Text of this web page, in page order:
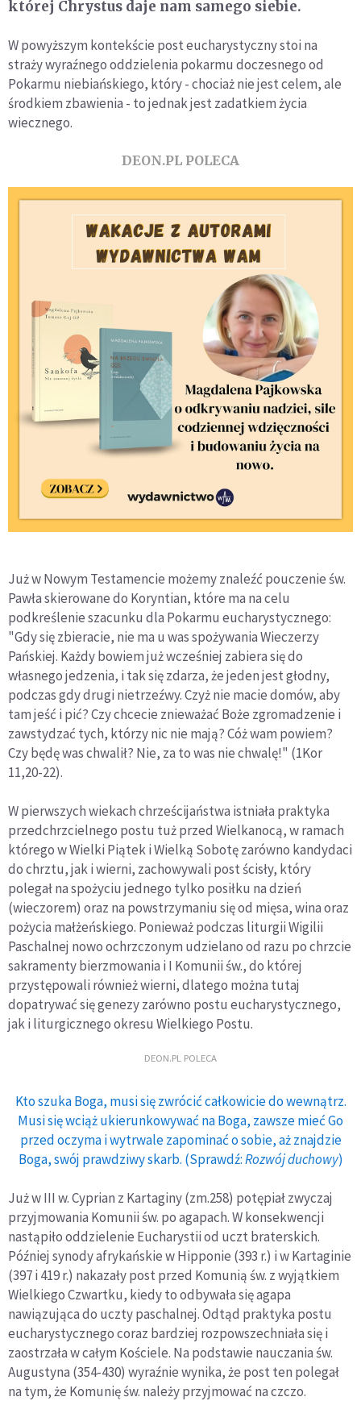
której Chrystus daje nam samego siebie.
W powyższym kontekście post eucharystyczny stoi na
straży wyraźnego oddzielenia pokarmu doczesnego od
Pokarmu niebiańskiego, który - chociaż nie jest celem, ale
środkiem zbawienia - to jednak jest zadatkiem życia
wiecznego.
DEON.PL POLECA
Już w Nowym Testamencie możemy znaleźć pouczenie św.
Pawła skierowane do Koryntian, które ma na celu
podkreślenie szacunku dla Pokarmu eucharystycznego:
"Gdy się zbieracie, nie ma u was spożywania Wieczerzy
Pańskiej. Każdy bowiem już wcześniej zabiera się do
własnego jedzenia, i tak się zdarza, że jeden jest głodny,
podczas gdy drugi nietrzeźwy. Czyż nie macie domów, aby
tam jeść i pić? Czy chcecie znieważać Boże zgromadzenie i
zawstydzać tych, którzy nic nie mają? Cóż wam powiem?
Czy będę was chwalił? Nie, za to was nie chwalę!" (1Kor
11,20-22).
W pierwszych wiekach chrześcijaństwa istniała praktyka
przedchrzcielnego postu tuż przed Wielkanocą, w ramach
którego w Wielki Piątek i Wielką Sobotę zarówno kandydaci
do chrztu, jak i wierni, zachowywali post ścisły, który
polegał na spożyciu jednego tylko posiłku na dzień
(wieczorem) oraz na powstrzymaniu się od mięsa, wina oraz
pożycia małżeńskiego. Ponieważ podczas liturgii Wigilii
Paschalnej nowo ochrzczonym udzielano od razu po chrzcie
sakramenty bierzmowania i I Komunii św., do której
przystępowali również wierni, dlatego można tutaj
dopatrywać się genezy zarówno postu eucharystycznego,
jak i liturgicznego okresu Wielkiego Postu.
DEON.PL POLECA
Kto szuka Boga, musi się zwrócić całkowicie do wewnątrz.
Musi się wciąż ukierunkowywać na Boga, zawsze mieć Go
przed oczyma i wytrwale zapominać o sobie, aż znajdzie
Boga, swój prawdziwy skarb. (Sprawdź:Rozwój duchowy)
Już w III w. Cyprian z Kartaginy (zm.258) potępiał zwyczaj
przyjmowania Komunii św. po agapach. W konsekwencji
nastąpiło oddzielenie Eucharystii od uczt braterskich.
Później synody afrykańskie w Hipponie (393 r.) i w Kartaginie
(397 i 419 r.) nakazały post przed Komunią św. z wyjątkiem
Wielkiego Czwartku, kiedy to odbywała się agapa
nawiązująca do uczty paschalnej. Odtąd praktyka postu
eucharystycznego coraz bardziej rozpowszechniała się i
zaostrzała w całym Kościele. Na podstawie nauczania św.
Augustyna (354-430) wyraźnie wynika, że post ten polegał
na tym, że Komunię św. należy przyjmować na czczo.